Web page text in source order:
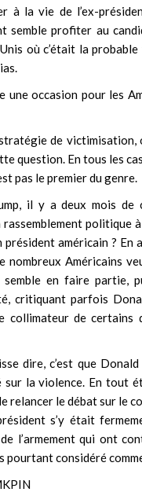
à la vie de l’ex-
semble profiter au
où c’était la
une occasion pour les
de
question. En tous les
pas le premier du genre.
il y a deux mois de
rassemblement
président américain ?
nombreux Américains
en faire partie,
critiquant parfois
collimateur de
dire, c’est que
la violence. En tout
relancer le débat sur le
s’y était
l’armement qui ont
pourtant considéré